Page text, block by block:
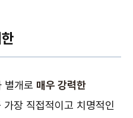
별개로 매우 강력한
장 직접적이고 치명적인